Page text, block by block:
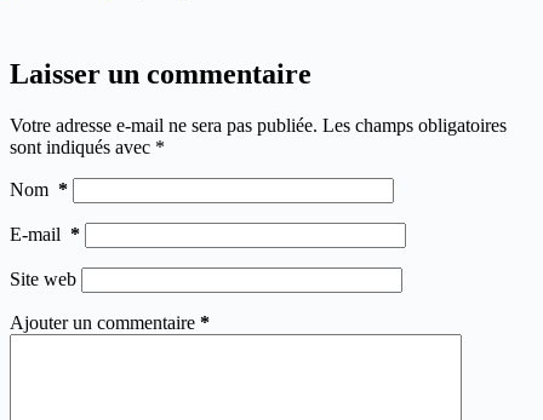
Laisser un commentaire
Votre adresse e-mail ne sera pas publiée. Les champs obligatoires
sont indiqués avec *
Nom *
E-mail *
Site web
Ajouter un commentaire *